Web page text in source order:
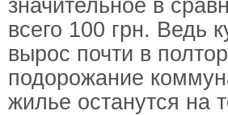
значительное в
всего 100 грн. Ведь
вырос почти в
подорожание
жилье останутся на